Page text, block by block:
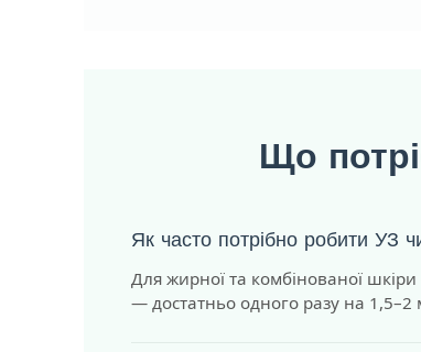
Що
Як часто потрібно робити УЗ
Для жирної та комбінованої
— достатньо одного разу на 1,5–2